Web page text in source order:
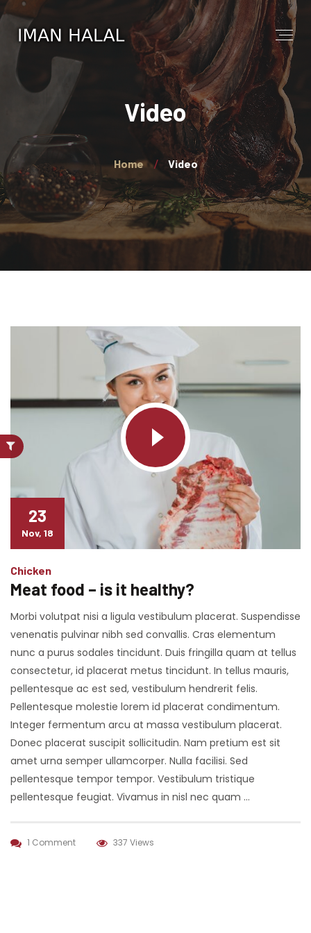
Video
Home Video
23
Nov, 18
Chicken
Meat food – is it healthy?
Morbi volutpat nisi a ligula vestibulum placerat. Suspendisse
venenatis pulvinar nibh sed convallis. Cras elementum
nunc a purus sodales tincidunt. Duis fringilla quam at tellus
consectetur, id placerat metus tincidunt. In tellus mauris,
pellentesque ac est sed, vestibulum hendrerit felis.
Pellentesque molestie lorem id placerat condimentum.
Integer fermentum arcu at massa vestibulum placerat.
Donec placerat suscipit sollicitudin. Nam pretium est sit
amet urna semper ullamcorper. Nulla facilisi. Sed
pellentesque tempor tempor. Vestibulum tristique
pellentesque feugiat. Vivamus in nisl nec quam …
1 Comment 337 Views